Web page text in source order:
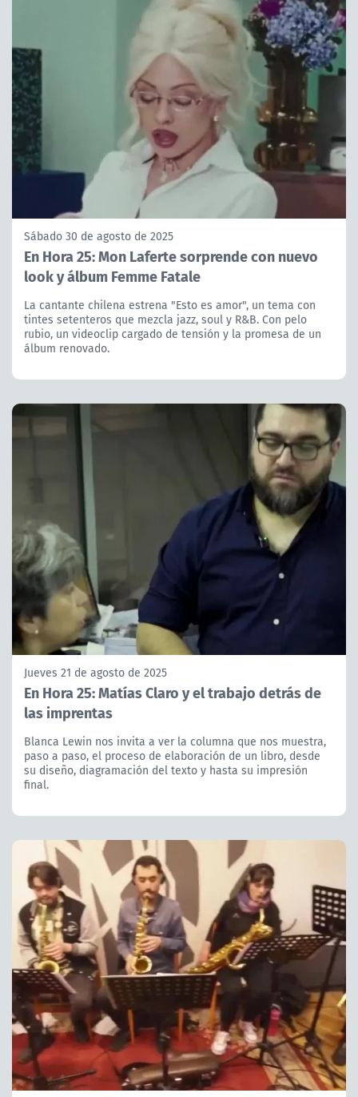
Sábado 30 de agosto de 2025
En Hora 25: Mon Laferte sorprende con nuevo
look y álbum Femme Fatale
La cantante chilena estrena "Esto es amor", un tema con
tintes setenteros que mezcla jazz, soul y R&B. Con pelo
rubio, un videoclip cargado de tensión y la promesa de un
álbum renovado.
Jueves 21 de agosto de 2025
En Hora 25: Matías Claro y el trabajo detrás de
las imprentas
Blanca Lewin nos invita a ver la columna que nos muestra,
paso a paso, el proceso de elaboración de un libro, desde
su diseño, diagramación del texto y hasta su impresión
final.